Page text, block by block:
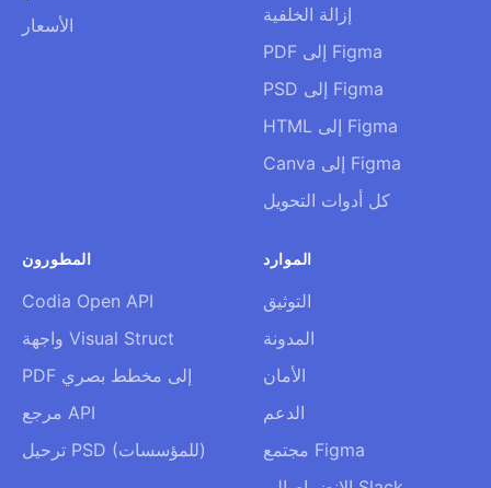
الأسعار
إزالة الخلفية
PDF إلى Figma
PSD إلى Figma
HTML إلى Figma
Canva إلى Figma
كل أدوات التحويل
المطورون
Codia Open API
واجهة Visual Struct
PDF إلى مخطط بصري
مرجع API
ترحيل PSD (للمؤسسات)
الموارد
التوثيق
المدونة
الأمان
الدعم
مجتمع Figma